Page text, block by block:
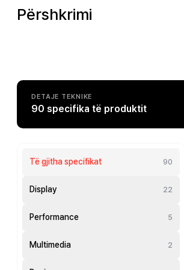
Përshkrimi
DETAJE TEKNIKE
90 specifika të produktit
Të gjitha specifikat 90
Display 22
Performance 5
Multimedia 2